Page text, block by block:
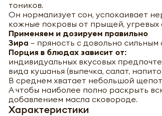
тоников.
Он нормализует сон, успокаивает
кожные покровы от прыщей, угревых
Применяем и дозируем правильно
Зира – пряность с довольно
Порция в блюдах зависит от:
индивидуальных вкусовых
вида кушанья (выпечка, салат,
В среднем хватает небольшой
А чтобы наиболее полно раскрыть
добавлением масла сковороде.
Характеристики